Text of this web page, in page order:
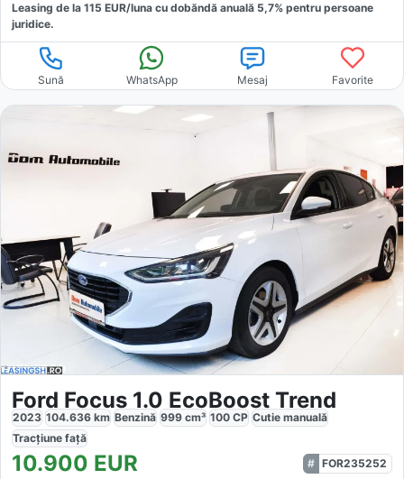
Leasing de la 115 EUR/luna cu dobăndă anuală 5,7% pentru persoane
juridice.
Sună WhatsApp Mesaj Favorite
Ford Focus 1.0 EcoBoost Trend
2023 104.636 km Benzină 999 cm³ 100 CP Cutie manuală
Tracțiune față
10.900 EUR
FOR235252